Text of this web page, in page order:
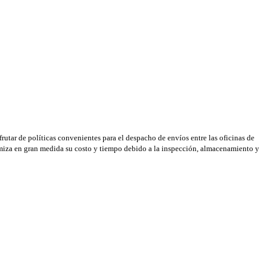
de políticas convenientes para el despacho de envíos entre las oficinas de
en gran medida su costo y tiempo debido a la inspección, almacenamiento y